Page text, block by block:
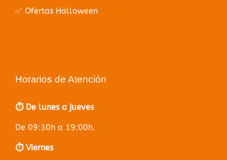
✅ Ofertas Halloween
Horarios de Atención
⏱️ De lunes a jueves
De 09:30h a 19:00h.
⏱️ Viernes